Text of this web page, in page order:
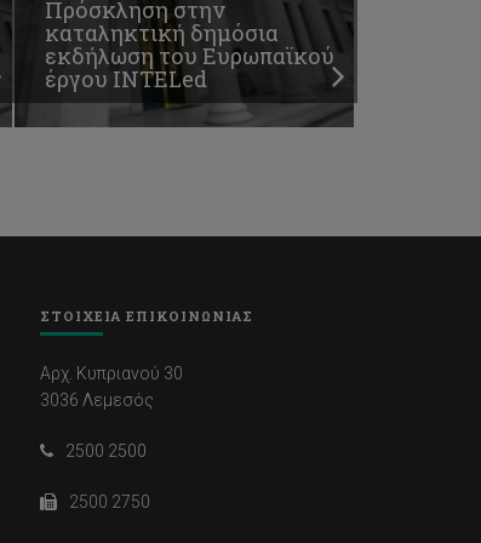
Πρόσκληση στην
καταληκτική δημόσια
εκδήλωση του Ευρωπαϊκού
έργου INTELed
ΣΤΟΙΧΕΙΑ ΕΠΙΚΟΙΝΩΝΙΑΣ
Αρχ. Κυπριανού 30
3036 Λεμεσός
2500 2500
2500 2750